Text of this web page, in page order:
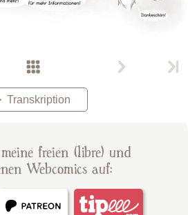
Transkription
freien (libre) und
Webcomics auf: